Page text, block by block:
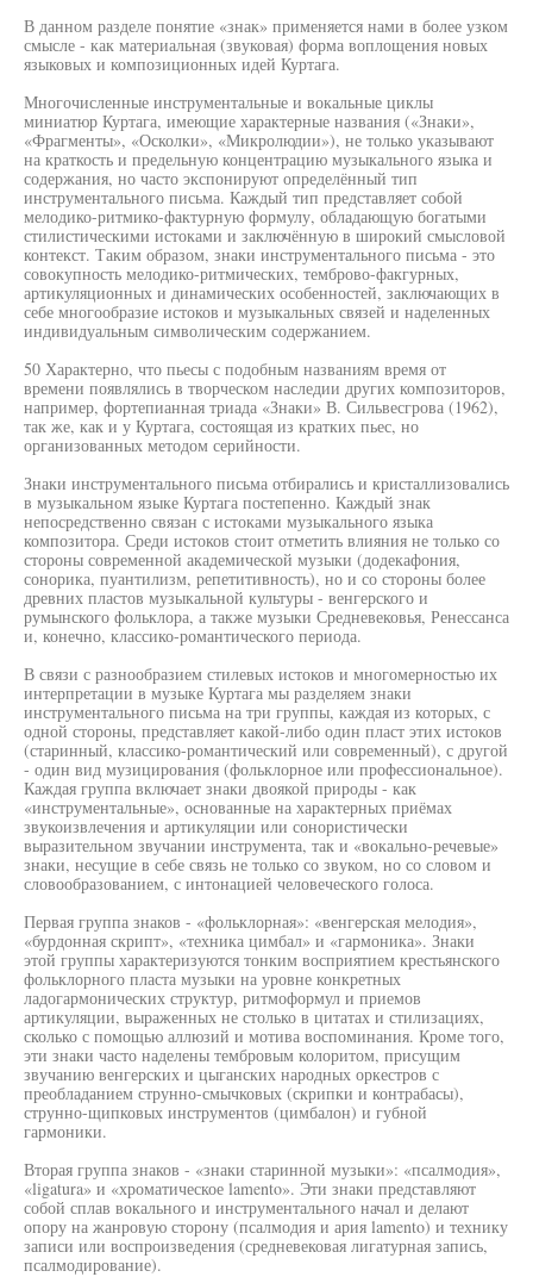
В данном разделе понятие «знак» применяется нами в более узком
смысле - как материальная (звуковая) форма воплощения новых
языковых и композиционных идей Куртага.
Многочисленные инструментальные и вокальные циклы
миниатюр Куртага, имеющие характерные названия («Знаки»,
«Фрагменты», «Осколки», «Микролюдии»), не только указывают
на краткость и предельную концентрацию музыкального языка и
содержания, но часто экспонируют определённый тип
инструментального письма. Каждый тип представляет собой
мелодико-ритмико-фактурную формулу, обладающую богатыми
стилистическими истоками и заключённую в широкий смысловой
контекст. Таким образом, знаки инструментального письма - это
совокупность мелодико-ритмических, темброво-факгурных,
артикуляционных и динамических особенностей, заключающих в
себе многообразие истоков и музыкальных связей и наделенных
индивидуальным символическим содержанием.
50 Характерно, что пьесы с подобным названиям время от
времени появлялись в творческом наследии других композиторов,
например, фортепианная триада «Знаки» В. Сильвесгрова (1962),
так же, как и у Куртага, состоящая из кратких пьес, но
организованных методом серийности.
Знаки инструментального письма отбирались и кристаллизовались
в музыкальном языке Куртага постепенно. Каждый знак
непосредственно связан с истоками музыкального языка
композитора. Среди истоков стоит отметить влияния не только со
стороны современной академической музыки (додекафония,
сонорика, пуантилизм, репетитивность), но и со стороны более
древних пластов музыкальной культуры - венгерского и
румынского фольклора, а также музыки Средневековья, Ренессанса
и, конечно, классико-романтического периода.
В связи с разнообразием стилевых истоков и многомерностью их
интерпретации в музыке Куртага мы разделяем знаки
инструментального письма на три группы, каждая из которых, с
одной стороны, представляет какой-либо один пласт этих истоков
(старинный, классико-романтический или современный), с другой
- один вид музицирования (фольклорное или профессиональное).
Каждая группа включает знаки двоякой природы - как
«инструментальные», основанные на характерных приёмах
звукоизвлечения и артикуляции или сонористически
выразительном звучании инструмента, так и «вокально-речевые»
знаки, несущие в себе связь не только со звуком, но со словом и
словообразованием, с интонацией человеческого голоса.
Первая группа знаков - «фольклорная»: «венгерская мелодия»,
«бурдонная скрипт», «техника цимбал» и «гармоника». Знаки
этой группы характеризуются тонким восприятием крестьянского
фольклорного пласта музыки на уровне конкретных
ладогармонических структур, ритмоформул и приемов
артикуляции, выраженных не столько в цитатах и стилизациях,
сколько с помощью аллюзий и мотива воспоминания. Кроме того,
эти знаки часто наделены тембровым колоритом, присущим
звучанию венгерских и цыганских народных оркестров с
преобладанием струнно-смычковых (скрипки и контрабасы),
струнно-щипковых инструментов (цимбалон) и губной
гармоники.
Вторая группа знаков - «знаки старинной музыки»: «псалмодия»,
«ligatura» и «хроматическое lamento». Эти знаки представляют
собой сплав вокального и инструментального начал и делают
опору на жанровую сторону (псалмодия и ария lamento) и технику
записи или воспроизведения (средневековая лигатурная запись,
псалмодирование).